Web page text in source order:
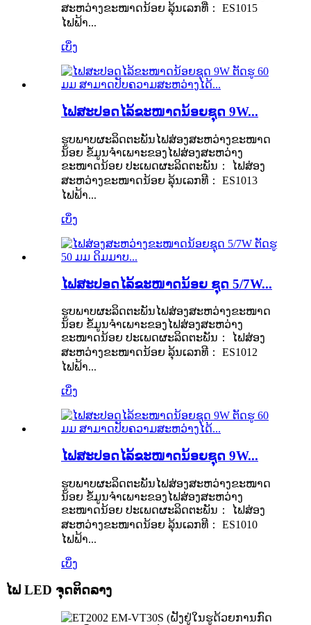
ສະຫວ່າງຂະໜາດນ້ອຍ ລຸ້ນເລກທີ່： ES1015
ໄຟຟ້າ...
ເບິ່ງ
ໄຟສະປອດໄລ້ຂະໜາດນ້ອຍຊຸດ 9W...
ຮູບພາບຜະລິດຕະພັນໄຟສ່ອງສະຫວ່າງຂະໜາດ
ນ້ອຍ ຂໍ້ມູນຈຳເພາະຂອງໄຟສ່ອງສະຫວ່າງ
ຂະໜາດນ້ອຍ ປະເພດຜະລິດຕະພັນ： ໄຟສ່ອງ
ສະຫວ່າງຂະໜາດນ້ອຍ ລຸ້ນເລກທີ： ES1013
ໄຟຟ້າ...
ເບິ່ງ
ໄຟສະປອດໄລ້ຂະໜາດນ້ອຍ ຊຸດ 5/7W...
ຮູບພາບຜະລິດຕະພັນໄຟສ່ອງສະຫວ່າງຂະໜາດ
ນ້ອຍ ຂໍ້ມູນຈຳເພາະຂອງໄຟສ່ອງສະຫວ່າງ
ຂະໜາດນ້ອຍ ປະເພດຜະລິດຕະພັນ： ໄຟສ່ອງ
ສະຫວ່າງຂະໜາດນ້ອຍ ລຸ້ນເລກທີ： ES1012
ໄຟຟ້າ...
ເບິ່ງ
ໄຟສະປອດໄລ້ຂະໜາດນ້ອຍຊຸດ 9W...
ຮູບພາບຜະລິດຕະພັນໄຟສ່ອງສະຫວ່າງຂະໜາດ
ນ້ອຍ ຂໍ້ມູນຈຳເພາະຂອງໄຟສ່ອງສະຫວ່າງ
ຂະໜາດນ້ອຍ ປະເພດຜະລິດຕະພັນ： ໄຟສ່ອງ
ສະຫວ່າງຂະໜາດນ້ອຍ ລຸ້ນເລກທີ： ES1010
ໄຟຟ້າ...
ເບິ່ງ
ໄຟ LED ຈຸດຕິດລາງ